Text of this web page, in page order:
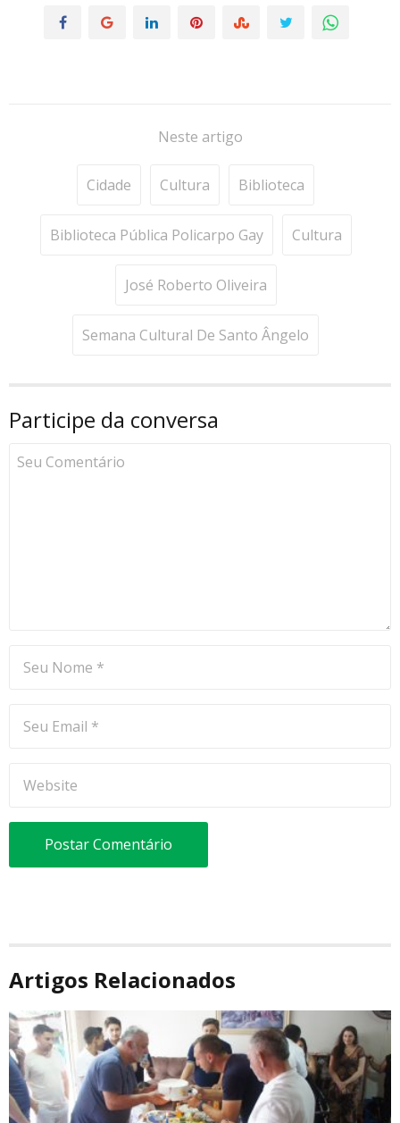
Neste artigo
Cidade Cultura Biblioteca
Biblioteca Pública Policarpo Gay Cultura
José Roberto Oliveira
Semana Cultural De Santo Ângelo
Participe da conversa
Artigos Relacionados